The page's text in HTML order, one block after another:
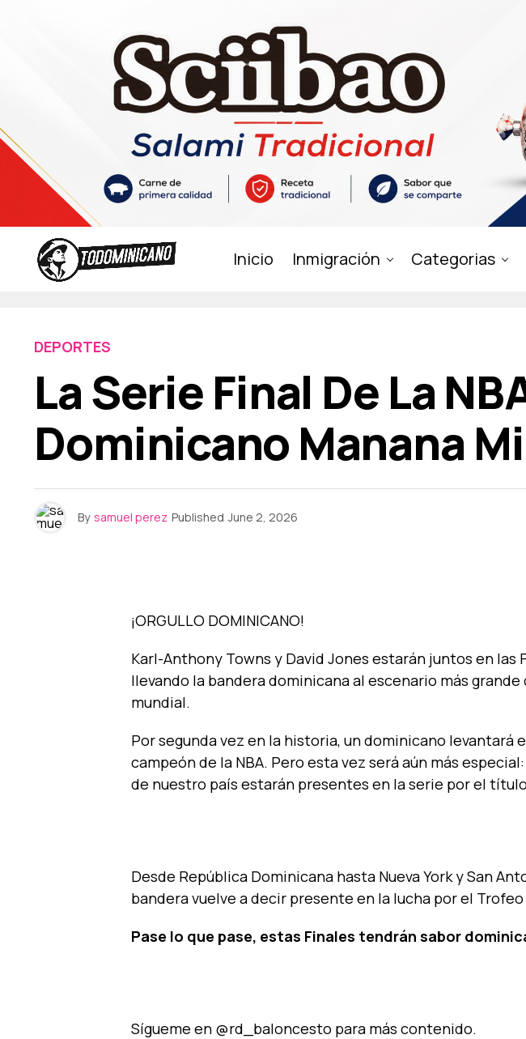
Inicio Inmigración Categorias
DEPORTES
La Serie Final De La
Dominicano Manana
By samuel perez Published June 2, 2026
¡ORGULLO DOMINICANO!
Karl-Anthony Towns y David Jones estarán juntos en las
llevando la bandera dominicana al escenario más
mundial.
Por segunda vez en la historia, un dominicano levantará
campeón de la NBA. Pero esta vez será aún más
de nuestro país estarán presentes en la serie por el
Desde República Dominicana hasta Nueva York y San
bandera vuelve a decir presente en la lucha por el Trofeo
Pase lo que pase, estas Finales tendrán sabor
Sígueme en @rd_baloncesto para más contenido.